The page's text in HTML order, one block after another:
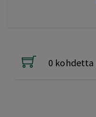
0 kohdetta